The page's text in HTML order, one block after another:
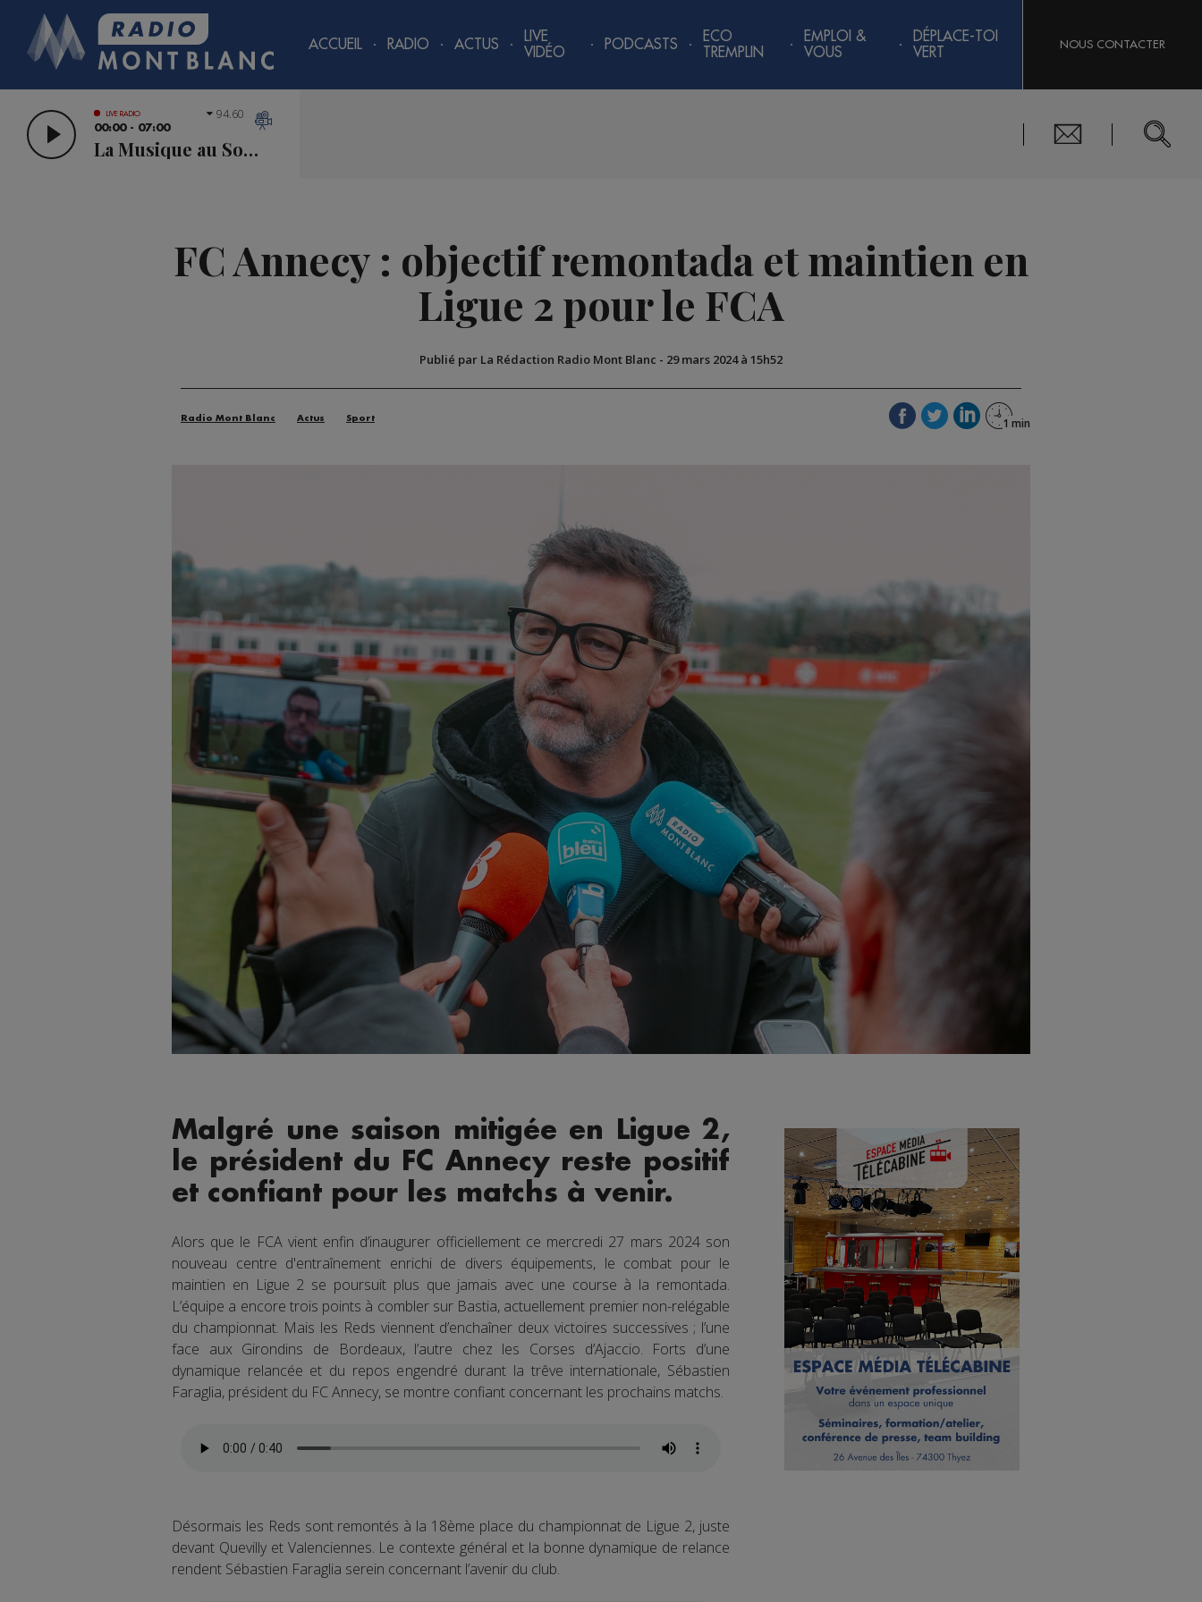
ACCUEIL RADIO ACTUS
LIVE
VIDÉO
PODCASTS
ECO
TREMPLIN
EMPLOI &
VOUS
DÉPLACE-TOI
VERT
NOUS CONTACTER
LIVE RADIO
00:00 - 07:00
La Musique au Sommet
94.60
FC Annecy : objectif remontada et maintien en
Ligue 2 pour le FCA
Publié par La Rédaction Radio Mont Blanc - 29 mars 2024 à 15h52
Radio Mont Blanc Actus Sport
Malgré une saison mitigée en Ligue 2,
le président du FC Annecy reste positif
et confiant pour les matchs à venir.
Alors que le FCA vient enfin d’inaugurer officiellement ce mercredi 27 mars 2024 son
nouveau centre d'entraînement enrichi de divers équipements, le combat pour le
maintien en Ligue 2 se poursuit plus que jamais avec une course à la remontada.
L’équipe a encore trois points à combler sur Bastia, actuellement premier non-relégable
du championnat. Mais les Reds viennent d’enchaîner deux victoires successives ; l’une
face aux Girondins de Bordeaux, l’autre chez les Corses d’Ajaccio. Forts d’une
dynamique relancée et du repos engendré durant la trêve internationale, Sébastien
Faraglia, président du FC Annecy, se montre confiant concernant les prochains matchs.
Désormais les Reds sont remontés à la 18ème place du championnat de Ligue 2, juste
devant Quevilly et Valenciennes. Le contexte général et la bonne dynamique de relance
rendent Sébastien Faraglia serein concernant l’avenir du club.